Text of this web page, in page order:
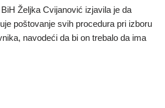
Željka Cvijanović izjavila je da
poštovanje svih procedura pri izboru
navodeći da bi on trebalo da ima